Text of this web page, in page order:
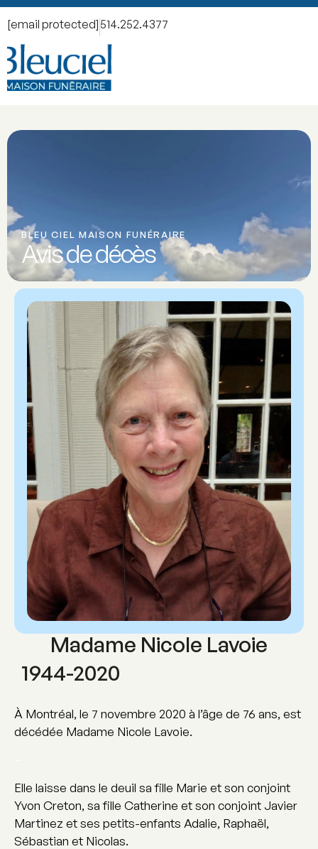
[email protected] 514.252.4377
BLEU CIEL MAISON FUNÉRAIRE
Avis de décès
À Montréal, le 7 novembre 2020 à l’âge de 76 ans, est
décédée Madame Nicole Lavoie.
Elle laisse dans le deuil sa fille Marie et son conjoint
Yvon Creton, sa fille Catherine et son conjoint Javier
Martinez et ses petits-enfants Adalie, Raphaël,
Sébastian et Nicolas.
Madame Nicole Lavoie
1944-2020